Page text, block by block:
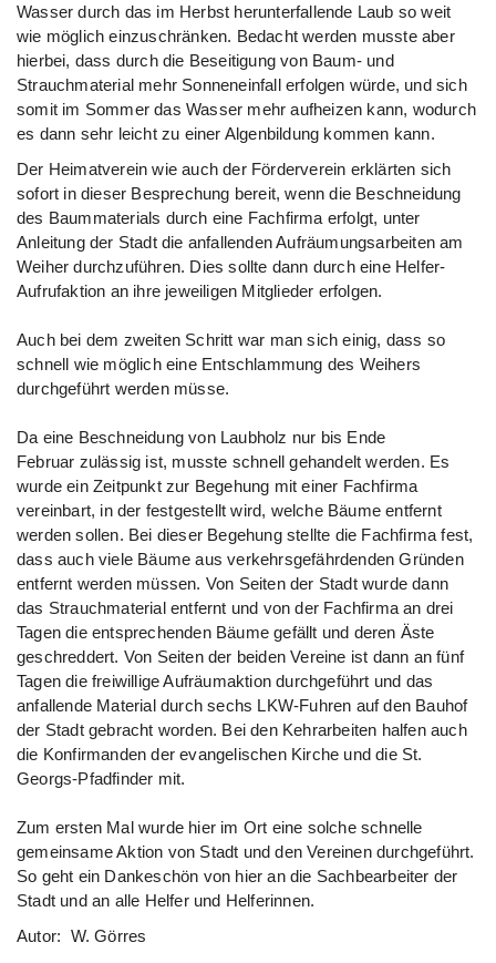
Wasser durch das im Herbst herunterfallende Laub so weit
wie möglich einzuschränken. Bedacht werden musste aber
hierbei, dass durch die Beseitigung von Baum- und
Strauchmaterial mehr Sonneneinfall erfolgen würde, und sich
somit im Sommer das Wasser mehr aufheizen kann, wodurch
es dann sehr leicht zu einer Algenbildung kommen kann.
Der Heimatverein wie auch der Förderverein erklärten sich
sofort in dieser Besprechung bereit, wenn die Beschneidung
des Baummaterials durch eine Fachfirma erfolgt, unter
Anleitung der Stadt die anfallenden Aufräumungsarbeiten am
Weiher durchzuführen. Dies sollte dann durch eine Helfer-
Aufrufaktion an ihre jeweiligen Mitglieder erfolgen.
Auch bei dem zweiten Schritt war man sich einig, dass so
schnell wie möglich eine Entschlammung des Weihers
durchgeführt werden müsse.
Da eine Beschneidung von Laubholz nur bis Ende
Februar zulässig ist, musste schnell gehandelt werden. Es
wurde ein Zeitpunkt zur Begehung mit einer Fachfirma
vereinbart, in der festgestellt wird, welche Bäume entfernt
werden sollen. Bei dieser Begehung stellte die Fachfirma fest,
dass auch viele Bäume aus verkehrsgefährdenden Gründen
entfernt werden müssen. Von Seiten der Stadt wurde dann
das Strauchmaterial entfernt und von der Fachfirma an drei
Tagen die entsprechenden Bäume gefällt und deren Äste
geschreddert. Von Seiten der beiden Vereine ist dann an fünf
Tagen die freiwillige Aufräumaktion durchgeführt und das
anfallende Material durch sechs LKW-Fuhren auf den Bauhof
der Stadt gebracht worden. Bei den Kehrarbeiten halfen auch
die Konfirmanden der evangelischen Kirche und die St.
Georgs-Pfadfinder mit.
Zum ersten Mal wurde hier im Ort eine solche schnelle
gemeinsame Aktion von Stadt und den Vereinen durchgeführt.
So geht ein Dankeschön von hier an die Sachbearbeiter der
Stadt und an alle Helfer und Helferinnen.
Autor: W. Görres